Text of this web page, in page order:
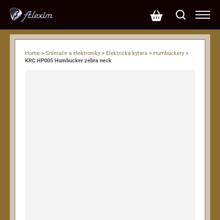
Home > Snímače a elektroniky > Elektrická kytara > Humbuckery >
KRC HP005 Humbucker zebra neck